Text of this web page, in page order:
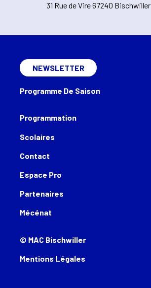
31 Rue de Vire 67240 Bischwiller
Programmation
Scolaires
Contact
Espace Pro
Partenaires
Mécénat
NEWSLETTER
Programme De Saison
© MAC Bischwiller
Mentions Légales